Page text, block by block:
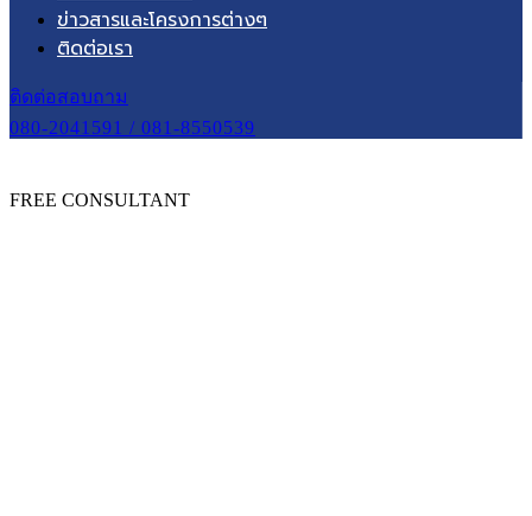
ข่าวสารและโครงการต่างๆ
ติดต่อเรา
ติดต่อสอบถาม
080-2041591 / 081-8550539
FREE CONSULTANT